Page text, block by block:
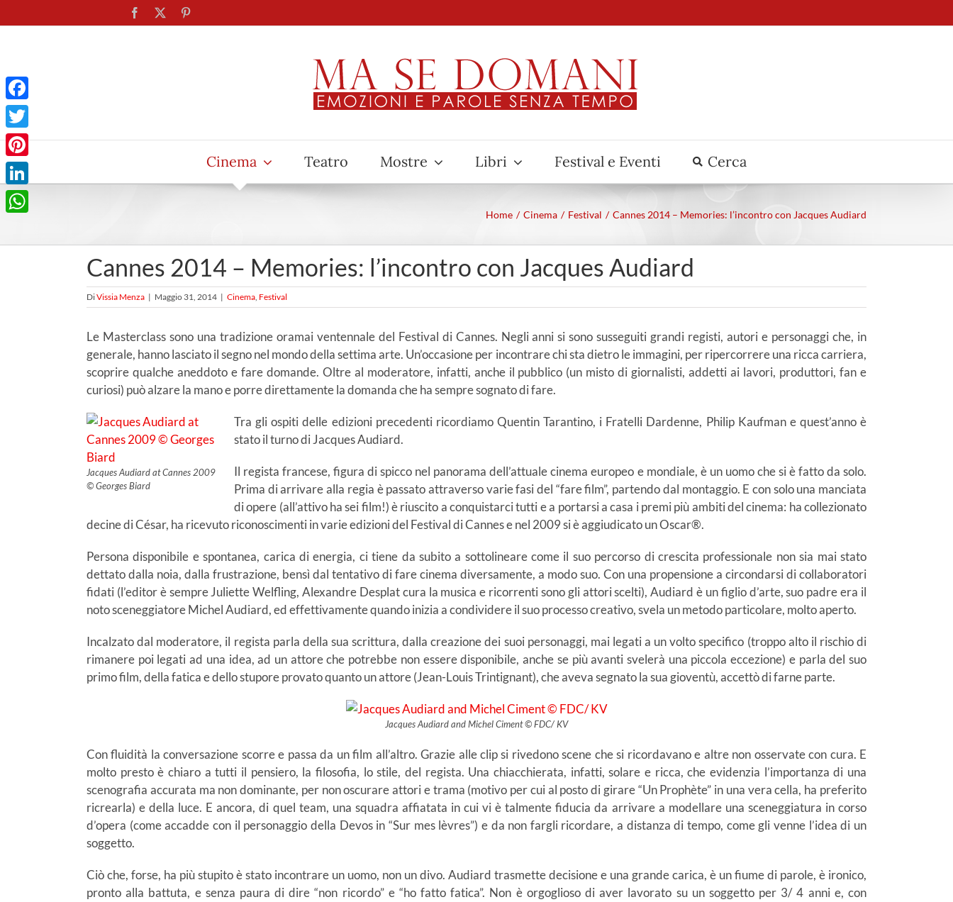
al
Facebook
Cinema Teatro Mostre Libri Festival e Eventi Cerca
Home Cinema Festival Cannes 2014 – Memories: l’incontro con Jacques Audiard
Cannes 2014 – Memories: l’incontro con Jacques Audiard
DiVissia Menza | Maggio 31, 2014 | Cinema, Festival
Le Masterclass sono una tradizione oramai ventennale del Festival di Cannes. Negli anni si sono susseguiti grandi registi, autori e personaggi che, in
generale, hanno lasciato il segno nel mondo della settima arte. Un’occasione per incontrare chi sta dietro le immagini, per ripercorrere una ricca carriera,
scoprire qualche aneddoto e fare domande. Oltre al moderatore, infatti, anche il pubblico (un misto di giornalisti, addetti ai lavori, produttori, fan e
curiosi) può alzare la mano e porre direttamente la domanda che ha sempre sognato di fare.
Jacques Audiard at Cannes 2009
© Georges Biard
Tra gli ospiti delle edizioni precedenti ricordiamo Quentin Tarantino, i Fratelli Dardenne, Philip Kaufman e quest’anno è
stato il turno di Jacques Audiard.
Il regista francese, figura di spicco nel panorama dell’attuale cinema europeo e mondiale, è un uomo che si è fatto da solo.
Prima di arrivare alla regia è passato attraverso varie fasi del “fare film”, partendo dal montaggio. E con solo una manciata
di opere (all’attivo ha sei film!) è riuscito a conquistarci tutti e a portarsi a casa i premi più ambiti del cinema: ha collezionato
decine di César, ha ricevuto riconoscimenti in varie edizioni del Festival di Cannes e nel 2009 si è aggiudicato un Oscar®.
Persona disponibile e spontanea, carica di energia, ci tiene da subito a sottolineare come il suo percorso di crescita professionale non sia mai stato
dettato dalla noia, dalla frustrazione, bensì dal tentativo di fare cinema diversamente, a modo suo. Con una propensione a circondarsi di collaboratori
fidati (l’editor è sempre Juliette Welfling, Alexandre Desplat cura la musica e ricorrenti sono gli attori scelti), Audiard è un figlio d’arte, suo padre era il
noto sceneggiatore Michel Audiard, ed effettivamente quando inizia a condividere il suo processo creativo, svela un metodo particolare, molto aperto.
Incalzato dal moderatore, il regista parla della sua scrittura, dalla creazione dei suoi personaggi, mai legati a un volto specifico (troppo alto il rischio di
rimanere poi legati ad una idea, ad un attore che potrebbe non essere disponibile, anche se più avanti svelerà una piccola eccezione) e parla del suo
primo film, della fatica e dello stupore provato quanto un attore (Jean-Louis Trintignant), che aveva segnato la sua gioventù, accettò di farne parte.
Jacques Audiard and Michel Ciment © FDC/ KV
Con fluidità la conversazione scorre e passa da un film all’altro. Grazie alle clip si rivedono scene che si ricordavano e altre non osservate con cura. E
molto presto è chiaro a tutti il pensiero, la filosofia, lo stile, del regista. Una chiacchierata, infatti, solare e ricca, che evidenzia l’importanza di una
scenografia accurata ma non dominante, per non oscurare attori e trama (motivo per cui al posto di girare “Un Prophète” in una vera cella, ha preferito
ricrearla) e della luce. E ancora, di quel team, una squadra affiatata in cui vi è talmente fiducia da arrivare a modellare una sceneggiatura in corso
d’opera (come accadde con il personaggio della Devos in “Sur mes lèvres”) e da non fargli ricordare, a distanza di tempo, come gli venne l’idea di un
soggetto.
Ciò che, forse, ha più stupito è stato incontrare un uomo, non un divo. Audiard trasmette decisione e una grande carica, è un fiume di parole, è ironico,
pronto alla battuta, e senza paura di dire “non ricordo” e “ho fatto fatica”. Non è orgoglioso di aver lavorato su un soggetto per 3/ 4 anni e, con
Facebook
Twitter
Pinterest
LinkedIn